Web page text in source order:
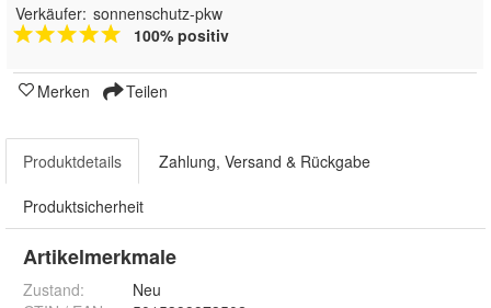
Verkäufer: sonnenschutz-pkw
100% positiv
Merken Teilen
Produktdetails Zahlung, Versand & Rückgabe
Produktsicherheit
Artikelmerkmale
Zustand:
Neu